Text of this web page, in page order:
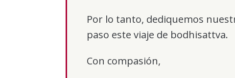
Por lo tanto, dediquemos
paso este viaje de bodhisattva.
Con compasión,